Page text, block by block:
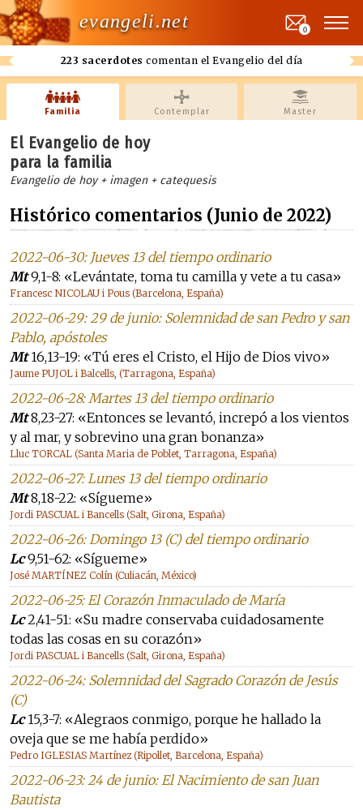
evangeli.net
223 sacerdotes comentan el Evangelio del día
0
Familia Contemplar Master
El Evangelio de hoy
para la familia
Evangelio de hoy + imagen + catequesis
Histórico comentarios (Junio de 2022)
2022-06-30: Jueves 13 del tiempo ordinario
Mt9,1-8: «Levántate, toma tu camilla y vete a tu casa»
Francesc NICOLAU i Pous (Barcelona, España)
2022-06-29: 29 de junio: Solemnidad de san Pedro y san
Pablo, apóstoles
Mt16,13-19: «Tú eres el Cristo, el Hijo de Dios vivo»
Jaume PUJOL i Balcells, (Tarragona, España)
2022-06-28: Martes 13 del tiempo ordinario
Mt8,23-27: «Entonces se levantó, increpó a los vientos
y al mar, y sobrevino una gran bonanza»
Lluc TORCAL (Santa Maria de Poblet, Tarragona, España)
2022-06-27: Lunes 13 del tiempo ordinario
Mt8,18-22: «Sígueme»
Jordi PASCUAL i Bancells (Salt, Girona, España)
2022-06-26: Domingo 13 (C) del tiempo ordinario
Lc9,51-62: «Sígueme»
José MARTÍNEZ Colín (Culiacán, México)
2022-06-25: El Corazón Inmaculado de María
Lc2,41-51: «Su madre conservaba cuidadosamente
todas las cosas en su corazón»
Jordi PASCUAL i Bancells (Salt, Girona, España)
2022-06-24: Solemnidad del Sagrado Corazón de Jesús
(C)
Lc15,3-7: «Alegraos conmigo, porque he hallado la
oveja que se me había perdido»
Pedro IGLESIAS Martínez (Ripollet, Barcelona, España)
2022-06-23: 24 de junio: El Nacimiento de san Juan
Bautista